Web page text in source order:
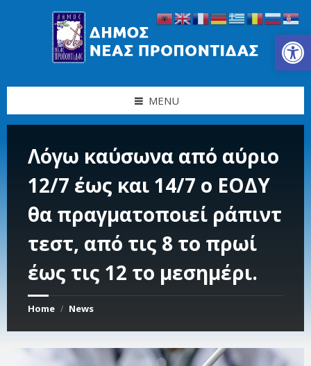
Ανοίξτε τη γραμμή εργαλείων
MENU
Λόγω καύσωνα από αύριο
12/7 έως και 14/7 ο ΕΟΔΥ
θα πραγματοποιεί ράπιντ
τεστ, από τις 8 το πρωί
έως τις 12 το μεσημέρι.
Home / News